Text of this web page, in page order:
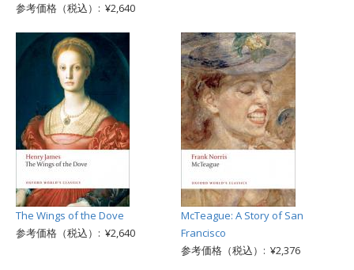
参考価格（税込）: ¥2,640
The Wings of the Dove
参考価格（税込）: ¥2,640
McTeague: A Story of San
Francisco
参考価格（税込）: ¥2,376